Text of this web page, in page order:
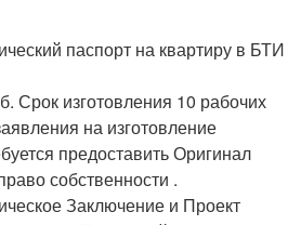
паспорт на квартиру в БТИ
Срок изготовления 10 рабочих
на изготовление
предоставить Оригинал
собственности .
Заключение и Проект